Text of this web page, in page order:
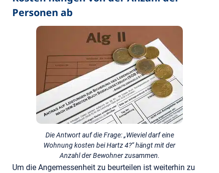
Personen ab
Die Antwort auf die Frage: „Wieviel darf eine
Wohnung kosten bei Hartz 4?“ hängt mit der
Anzahl der Bewohner zusammen.
Um die Angemessenheit zu beurteilen ist weiterhin zu